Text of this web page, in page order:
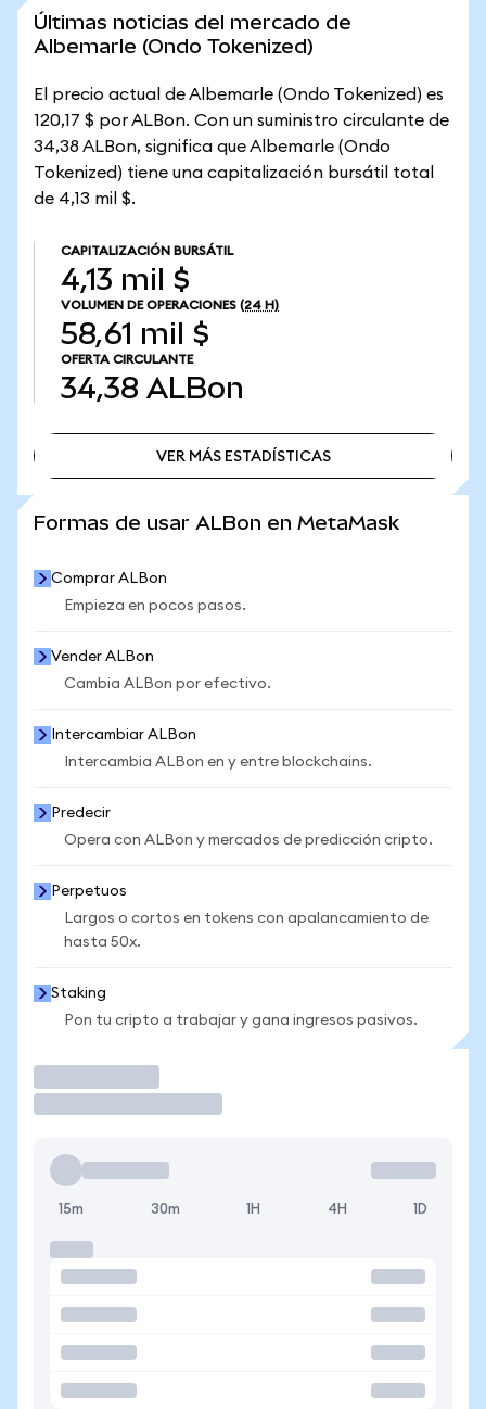
Últimas noticias del mercado de
Albemarle (Ondo Tokenized)
El precio actual de Albemarle (Ondo Tokenized) es
120,17 $ por ALBon. Con un suministro circulante de
34,38 ALBon, significa que Albemarle (Ondo
Tokenized) tiene una capitalización bursátil total
de 4,13 mil $.
CAPITALIZACIÓN BURSÁTIL
4,13 mil $
VOLUMEN DE OPERACIONES (24 H)
58,61 mil $
OFERTA CIRCULANTE
34,38 ALBon
VER MÁS ESTADÍSTICAS
Formas de usar ALBon en MetaMask
Comprar ALBon
Empieza en pocos pasos.
Vender ALBon
Cambia ALBon por efectivo.
Intercambiar ALBon
Intercambia ALBon en y entre blockchains.
Predecir
Opera con ALBon y mercados de predicción cripto.
Perpetuos
Largos o cortos en tokens con apalancamiento de
hasta 50x.
Staking
Pon tu cripto a trabajar y gana ingresos pasivos.
15m 30m 1H 4H 1D